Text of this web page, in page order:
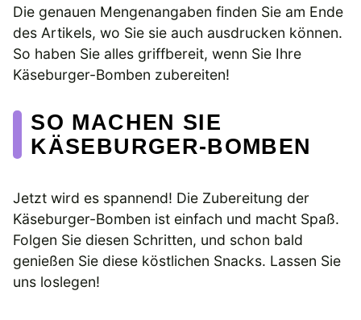
Die genauen Mengenangaben finden Sie am Ende
des Artikels, wo Sie sie auch ausdrucken können.
So haben Sie alles griffbereit, wenn Sie Ihre
Käseburger-Bomben zubereiten!
SO MACHEN SIE
KÄSEBURGER-BOMBEN
Jetzt wird es spannend! Die Zubereitung der
Käseburger-Bomben ist einfach und macht Spaß.
Folgen Sie diesen Schritten, und schon bald
genießen Sie diese köstlichen Snacks. Lassen Sie
uns loslegen!